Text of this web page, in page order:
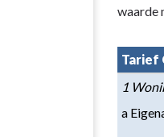
navigatie
Paragraaf
Lokale
heffingen
waarde
Tarief
1
a